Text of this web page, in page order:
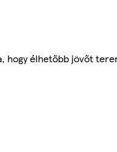
hogy élhetőbb jövőt